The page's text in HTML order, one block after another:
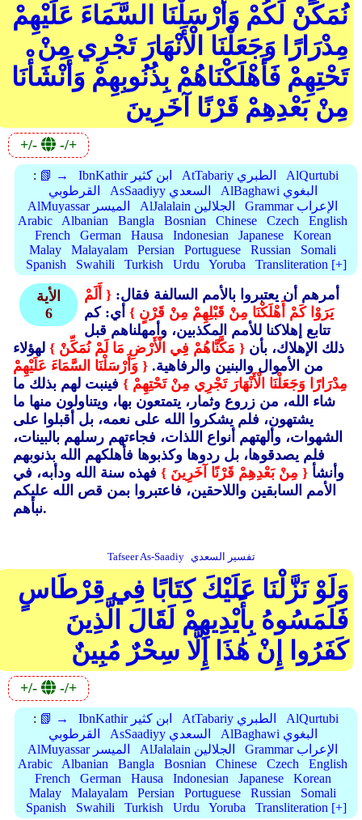
نُمَكِّنْ لَكُمْ وَأَرْسَلْنَا السَّمَاءَ عَلَيْهِمْ
مِدْرَارًا وَجَعَلْنَا الْأَنْهَارَ تَجْرِي مِنْ
تَحْتِهِمْ فَأَهْلَكْنَاهُمْ بِذُنُوبِهِمْ وَأَنْشَأْنَا
مِنْ بَعْدِهِمْ قَرْنًا آخَرِينَ
+/- -/+
: 📗 → IbnKathir ابن كثير AtTabariy الطبري
AlQurtubi
القرطوبي
AsSaadiyy السعدي
AlBaghawi البغوي
AlMuyassar الميسر
AlJalalain الجلالين
Grammar الإعراب
Arabic
Albanian Bangla Bosnian Chinese Czech
English
French
German Hausa Indonesian Japanese
Korean
Malay
Malayalam Persian Portuguese Russian
Somali
Spanish
Swahili Turkish Urdu Yoruba Transliteration [+]
الأية
6
أمرهم أن يعتبروا بالأمم السالفة فقال: { أَلَمْ
يَرَوْا كَمْ أَهْلَكْنَا مِنْ قَبْلِهِمْ مِنْ قَرْنٍ } أي: كم
تتابع إهلاكنا للأمم المكذبين، وأمهلناهم قبل
ذلك الإهلاك، بأن { مَكَّنَّاهُمْ فِي الْأَرْضِ مَا لَمْ نُمَكِّنْ } لهؤلاء
من الأموال والبنين والرفاهية. { وَأَرْسَلْنَا السَّمَاءَ عَلَيْهِمْ
مِدْرَارًا وَجَعَلْنَا الْأَنْهَارَ تَجْرِي مِنْ تَحْتِهِمْ } فينبت لهم بذلك ما
شاء الله، من زروع وثمار، يتمتعون بها، ويتناولون منها ما
يشتهون، فلم يشكروا الله على نعمه، بل أقبلوا على
الشهوات، وألهتهم أنواع اللذات، فجاءتهم رسلهم بالبينات،
فلم يصدقوها، بل ردوها وكذبوها فأهلكهم الله بذنوبهم
وأنشأ { مِنْ بَعْدِهِمْ قَرْنًا آخَرِينَ } فهذه سنة الله ودأبه، في
الأمم السابقين واللاحقين، فاعتبروا بمن قص الله عليكم
نبأهم.
Tafseer As-Saadiy تفسير السعدي
وَلَوْ نَزَّلْنَا عَلَيْكَ كِتَابًا فِي قِرْطَاسٍ
فَلَمَسُوهُ بِأَيْدِيهِمْ لَقَالَ الَّذِينَ
كَفَرُوا إِنْ هَٰذَا إِلَّا سِحْرٌ مُبِينٌ
+/- -/+
: 📗 → IbnKathir ابن كثير AtTabariy الطبري
AlQurtubi
القرطوبي
AsSaadiyy السعدي
AlBaghawi البغوي
AlMuyassar الميسر
AlJalalain الجلالين
Grammar الإعراب
Arabic
Albanian Bangla Bosnian Chinese Czech
English
French
German Hausa Indonesian Japanese
Korean
Malay
Malayalam Persian Portuguese Russian
Somali
Spanish
Swahili Turkish Urdu Yoruba Transliteration [+]